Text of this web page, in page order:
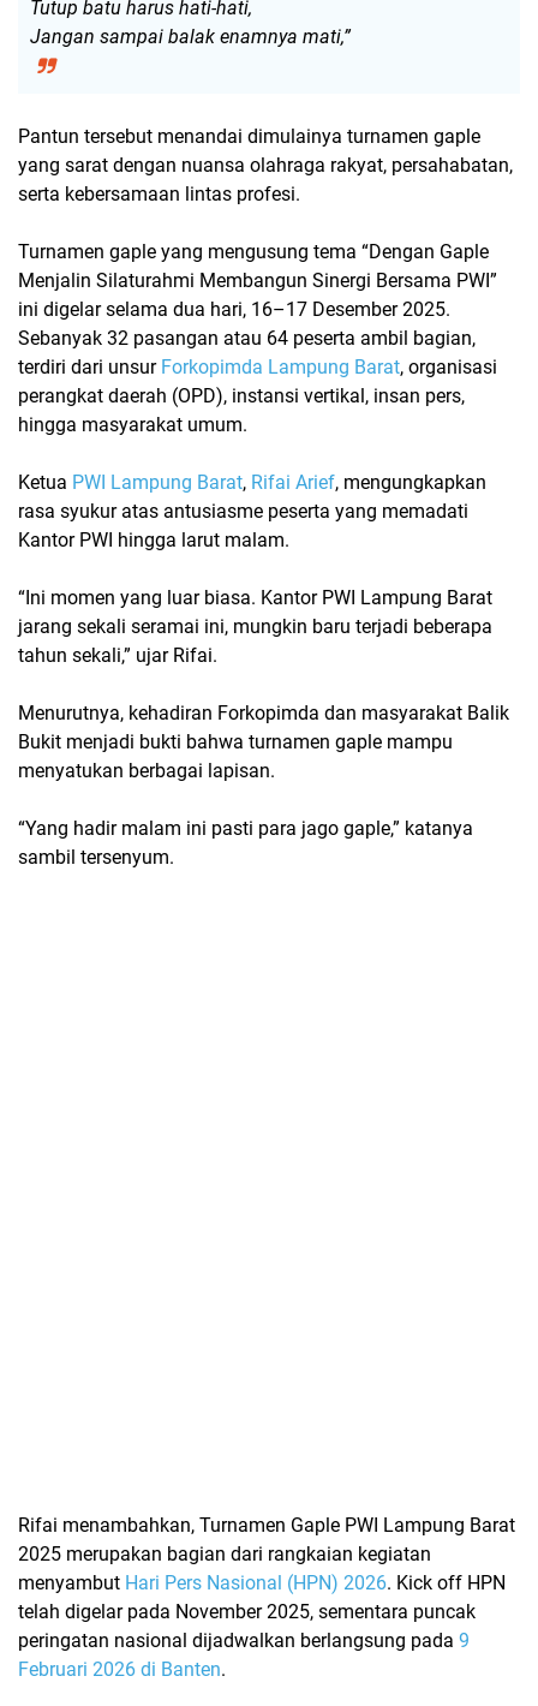
Tutup batu harus hati-hati,
Jangan sampai balak enamnya mati,”
Pantun tersebut menandai dimulainya turnamen gaple
yang sarat dengan nuansa olahraga rakyat, persahabatan,
serta kebersamaan lintas profesi.
Turnamen gaple yang mengusung tema “Dengan Gaple
Menjalin Silaturahmi Membangun Sinergi Bersama PWI”
ini digelar selama dua hari, 16–17 Desember 2025.
Sebanyak 32 pasangan atau 64 peserta ambil bagian,
terdiri dari unsur Forkopimda Lampung Barat, organisasi
perangkat daerah (OPD), instansi vertikal, insan pers,
hingga masyarakat umum.
Ketua PWI Lampung Barat, Rifai Arief, mengungkapkan
rasa syukur atas antusiasme peserta yang memadati
Kantor PWI hingga larut malam.
“Ini momen yang luar biasa. Kantor PWI Lampung Barat
jarang sekali seramai ini, mungkin baru terjadi beberapa
tahun sekali,” ujar Rifai.
Menurutnya, kehadiran Forkopimda dan masyarakat Balik
Bukit menjadi bukti bahwa turnamen gaple mampu
menyatukan berbagai lapisan.
“Yang hadir malam ini pasti para jago gaple,” katanya
sambil tersenyum.
Rifai menambahkan, Turnamen Gaple PWI Lampung Barat
2025 merupakan bagian dari rangkaian kegiatan
menyambut Hari Pers Nasional (HPN) 2026. Kick off HPN
telah digelar pada November 2025, sementara puncak
peringatan nasional dijadwalkan berlangsung pada 9
Februari 2026 di Banten.